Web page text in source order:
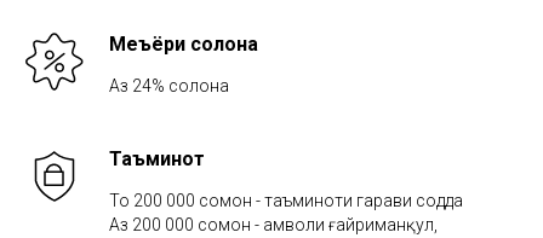
Меъёри солона
Аз 24% солона
Таъминот
То 200 000 сомонӣ - таъминоти гарави содда
Аз 200 000 сомонӣ - амволи ғайриманқул,